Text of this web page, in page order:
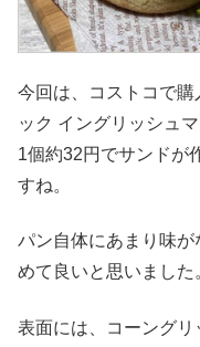
今回は、コストコで
ック イングリッシュ
1個約32円でサンドが
すね。
パン自体にあまり味
めて良いと思いました
表面には、コーング